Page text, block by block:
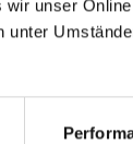
unser